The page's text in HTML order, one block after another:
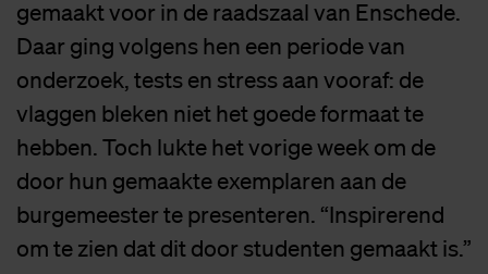
gemaakt voor in de raadszaal van Enschede.
Daar ging volgens hen een periode van
onderzoek, tests en stress aan vooraf: de
vlaggen bleken niet het goede formaat te
hebben. Toch lukte het vorige week om de
door hun gemaakte exemplaren aan de
burgemeester te presenteren. “Inspirerend
om te zien dat dit door studenten gemaakt is.”